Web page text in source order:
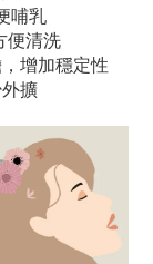
哺乳
便清洗
增加穩定性
擴